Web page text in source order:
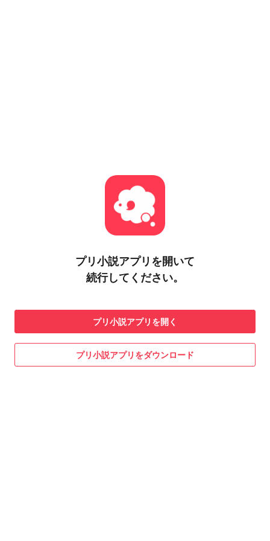
プリ小説アプリを開いて
続行してください。
プリ小説アプリを開く
プリ小説アプリをダウンロード